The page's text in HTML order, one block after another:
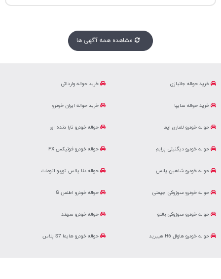
مشاهده همه آگهی ها
خرید حواله وارداتی خرید حواله جانبازی
خرید حواله ایران خودرو خرید حواله سایپا
حواله خودرو تارا دنده ای حواله خودرو لاماری ایما
حواله خودرو فونیکس FX حواله خودرو دیگنیتی پرایم
حواله دنا پلاس توربو اتومات حواله خودرو شاهین پلاس
حواله خودرو اطلس G حواله خودرو سوزوکی جیمنی
حواله خودرو سهند حواله خودرو سوزوکی بالنو
حواله خودرو هایما S7 پلاس حواله خودرو هاوال H6 هیبرید